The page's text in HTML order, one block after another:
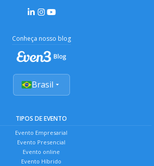
Conheça nosso blog
Brasil
TIPOS DE EVENTO
Evento Empresarial
Evento Presencial
Evento online
Evento Híbrido